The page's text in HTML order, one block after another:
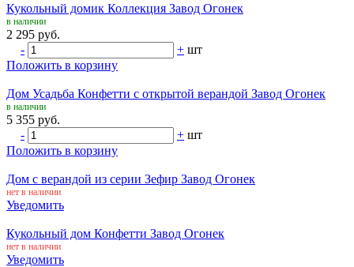
Кукольный домик Коллекция Завод Огонек
в наличии
2 295 руб.
-
+ шт
Положить в корзину
Дом Усадьба Конфетти с открытой верандой Завод Огонек
в наличии
5 355 руб.
-
+ шт
Положить в корзину
Дом с верандой из серии Зефир Завод Огонек
нет в наличии
Уведомить
Кукольный дом Конфетти Завод Огонек
нет в наличии
Уведомить